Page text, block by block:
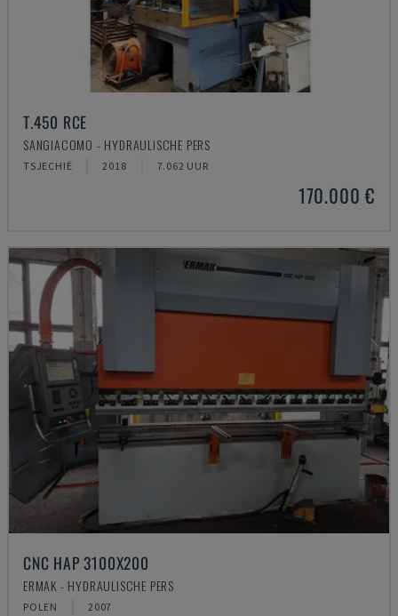
T.450 RCE
SANGIACOMO - HYDRAULISCHE PERS
TSJECHIË 2018 7.062 UUR
170.000 €
CNC HAP 3100X200
ERMAK - HYDRAULISCHE PERS
POLEN 2007